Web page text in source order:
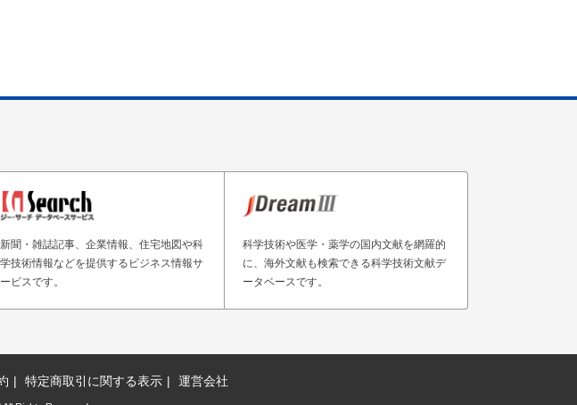
新聞・雑誌記事、企業情報、住宅地図や科
学技術情報などを提供するビジネス情報サ
ービスです。
科学技術や医学・薬学の国内文献を網羅的
に、海外文献も検索できる科学技術文献デ
ータベースです。
特定商取引に関する表示 運営会社